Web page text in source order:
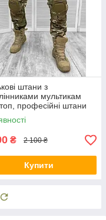
штани з
мультикам
професійні штани
з наколінниками
₴ 2 100 ₴
Купити